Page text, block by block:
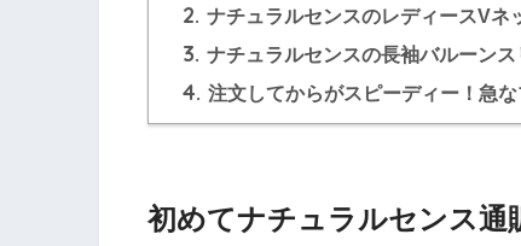
2. ナチュラルセンスのレディースVネ
3. ナチュラルセンスの長袖バルーン
4. 注文してからがスピーディー！急
初めてナチュラルセンス通